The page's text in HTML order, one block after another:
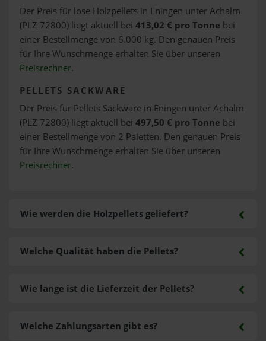
Der Preis für lose Holzpellets in Eningen unter Achalm
(PLZ 72800) liegt aktuell bei 413,02 € pro Tonne bei
einer Bestellmenge von 6.000 kg. Den genauen Preis
für Ihre Wunschmenge erhalten Sie über unseren
Preisrechner.
PELLETS SACKWARE
Der Preis für Pellets Sackware in Eningen unter Achalm
(PLZ 72800) liegt aktuell bei 497,50 € pro Tonne bei
einer Bestellmenge von 2 Paletten. Den genauen Preis
für Ihre Wunschmenge erhalten Sie über unseren
Preisrechner.
Wie werden die Holzpellets geliefert?
Welche Zahlungsarten gibt es?
Welche Qualität haben die Pellets?
Wie lange ist die Lieferzeit der Pellets?